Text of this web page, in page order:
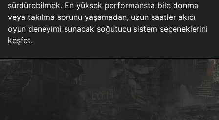
sürdürebilmek. En yüksek performansta bile donma
veya takılma sorunu yaşamadan, uzun saatler akıcı
oyun deneyimi sunacak soğutucu sistem seçeneklerini
keşfet.